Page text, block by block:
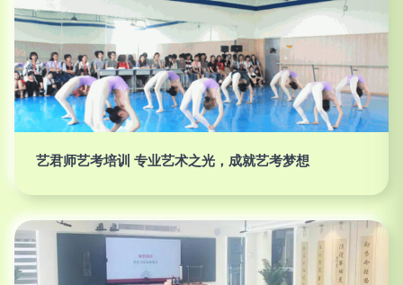
艺君师艺考培训 专业艺术之光，成就艺考梦想